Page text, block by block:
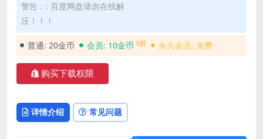
警告：: 百度网盘请勿在线解
压！！！
普通: 20金币 会员: 10金币 5折 永久会员: 免费
购买下载权限
详情介绍 常见问题